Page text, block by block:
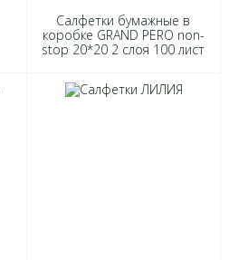
Салфетки бумажные в
коробке GRAND PERO non-
stop 20*20 2 слоя 100 лист